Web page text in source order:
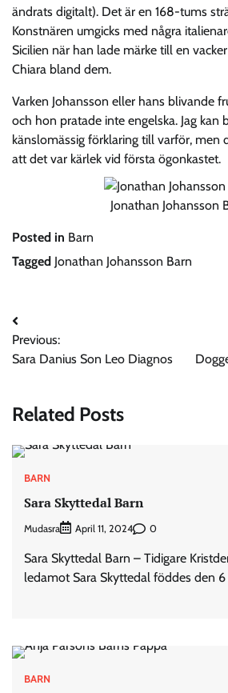
ändrats digitalt). Det är en 168-tums
Konstnären umgicks med några
Sicilien när han lade märke till en
Chiara bland dem.
Varken Johansson eller hans blivande
och hon pratade inte engelska. Jag kan
känslomässig förklaring till varför, men
att det var kärlek vid första ögonkastet.
Jonathan Johansson
Posted in Barn
Tagged Jonathan Johansson Barn
Post
navigation
Previous:
Sara Danius Son Leo Diagnos
Related Posts
BARN
Sara Skyttedal Barn
Mudasra April 11, 2024 0
Sara Skyttedal Barn – Tidigare
ledamot Sara Skyttedal föddes den
BARN